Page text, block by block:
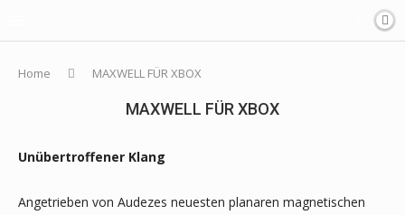
Home MAXWELL FÜR XBOX
MAXWELL FÜR XBOX
Unübertroffener Klang
Angetrieben von Audezes neuesten planaren magnetischen